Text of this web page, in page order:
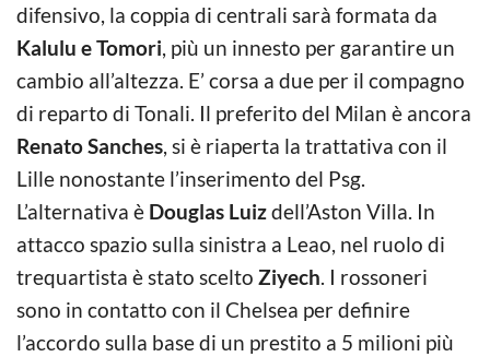
difensivo, la coppia di centrali sarà formata da
Kalulu e Tomori, più un innesto per garantire un
cambio all’altezza. E’ corsa a due per il compagno
di reparto di Tonali. Il preferito del Milan è ancora
Renato Sanches, si è riaperta la trattativa con il
Lille nonostante l’inserimento del Psg.
L’alternativa è Douglas Luizdell’Aston Villa. In
attacco spazio sulla sinistra a Leao, nel ruolo di
trequartista è stato scelto Ziyech. I rossoneri
sono in contatto con il Chelsea per definire
l’accordo sulla base di un prestito a 5 milioni più